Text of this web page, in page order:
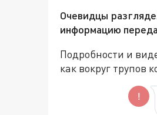
Очевидцы
информацию
Подробности и
как вокруг трупов